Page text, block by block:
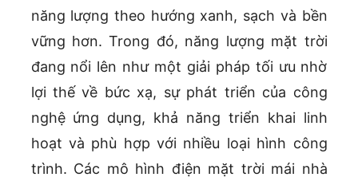
năng lượng theo hướng xanh, sạch và bền
vững hơn. Trong đó, năng lượng mặt trời
đang nổi lên như một giải pháp tối ưu nhờ
lợi thế về bức xạ, sự phát triển của công
nghệ ứng dụng, khả năng triển khai linh
hoạt và phù hợp với nhiều loại hình công
trình. Các mô hình điện mặt trời mái nhà